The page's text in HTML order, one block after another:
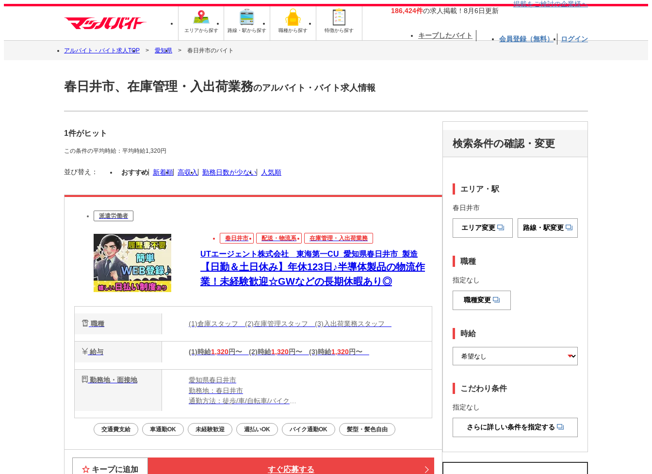
エリアから探す 路線・駅から探す 職種から探す 特徴から探す
186,424件の求人掲載！8月6日更新
掲載をご検討の企業様へ
キープしたバイト 会員登録（無料） ログイン
アルバイト・バイト求人TOP 愛知県 春日井市のバイト
春日井市、在庫管理・入出荷業務のアルバイト・バイト求人情報
1件がヒット
この条件の平均時給：平均時給1,320円
並び替え： おすすめ 新着順 高収入 勤務日数が少ない 人気順
派遣労働者
春日井市 配送・物流系 在庫管理・入出荷業務
UTエージェント株式会社 東海第一CU_愛知県春日井市_製造
【日勤＆土日休み】年休123日♪半導体製品の物流作
業！未経験歓迎☆GWなどの長期休暇あり◎
職種 (1)倉庫スタッフ (2)在庫管理スタッフ (3)入出荷業務スタッフ
給与 (1)時給1,320円〜 (2)時給1,320円〜 (3)時給1,320円〜
勤務地・面接地
愛知県春日井市
勤務地：春日井市
通勤方法：徒歩/車/自転車/バイク
交通費支給 車通勤OK 未経験歓迎 週払いOK バイク通勤OK 髪型・髪色自由
キープに追加 すぐ応募する
検索条件の確認・変更
エリア・駅
春日井市
エリア変更 路線・駅変更
職種
指定なし
職種変更
時給
こだわり条件
指定なし
さらに詳しい条件を指定する